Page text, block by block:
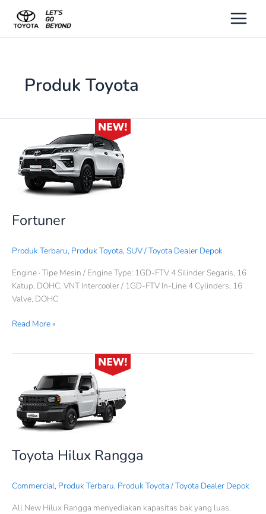
konten
Produk Toyota
Fortuner
Produk Terbaru, Produk Toyota, SUV/Toyota Dealer Depok
Engine · Tipe Mesin / Engine Type: 1GD-FTV 4 Silinder Segaris, 16
Katup, DOHC, VNT Intercooler / 1GD-FTV In-Line 4 Cylinders, 16
Valve, DOHC
Read More »
Toyota Hilux Rangga
Commercial, Produk Terbaru, Produk Toyota /Toyota Dealer Depok
All New Hilux Rangga menyediakan kapasitas bak yang luas.
Rangga